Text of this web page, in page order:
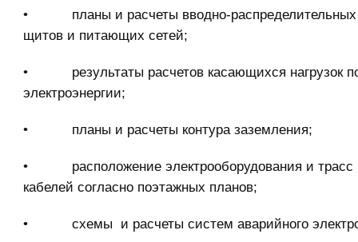
• планы и расчеты вводно-распределительных
щитов и питающих сетей;
• результаты расчетов касающихся нагрузок
электроэнергии;
• планы и расчеты контура заземления;
• расположение электрооборудования и трасс
кабелей согласно поэтажных планов;
• схемы и расчеты систем аварийного